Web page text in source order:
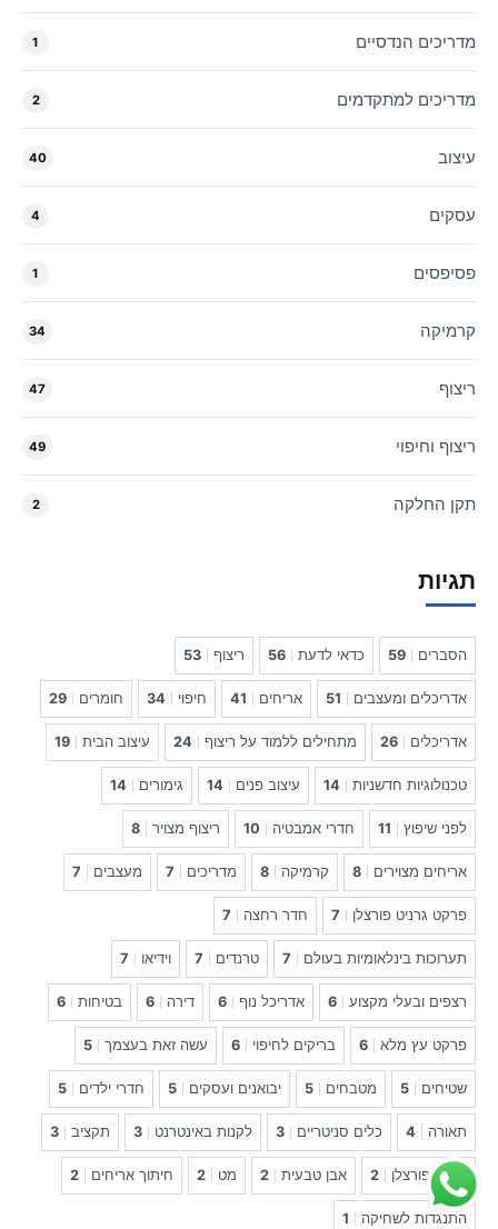
מדריכים הנדסיים 1
מדריכים למתקדמים 2
עיצוב 40
עסקים 4
פסיפסים 1
קרמיקה 34
ריצוף 47
ריצוף וחיפוי 49
תקן החלקה 2
תגיות
הסברים 59 כדאי לדעת 56 ריצוף 53
אדריכלים ומעצבים 51 אריחים 41 חיפוי 34 חומרים 29
אדריכלים 26 מתחילים ללמוד על ריצוף 24 עיצוב הבית 19
טכנולוגיות חדשניות 14 עיצוב פנים 14 גימורים 14
לפני שיפוץ 11 חדרי אמבטיה 10 ריצוף מצויר 8
אריחים מצוירים 8 קרמיקה 8 מדריכים 7 מעצבים 7
פרקט גרניט פורצלן 7 חדר רחצה 7
תערוכות בינלאומיות בעולם 7 טרנדים 7 וידיאו 7
רצפים ובעלי מקצוע 6 אדריכל נוף 6 דירה 6 בטיחות 6
פרקט עץ מלא 6 בריקים לחיפוי 6 עשה זאת בעצמך 5
שטיחים 5 מטבחים 5 יבואנים ועסקים 5 חדרי ילדים 5
תאורה 4 כלים סניטריים 3 לקנות באינטרנט 3 תקציב 3
גרניט פורצלן 2 אבן טבעית 2 מט 2 חיתוך אריחים 2
התנגדות לשחיקה 1